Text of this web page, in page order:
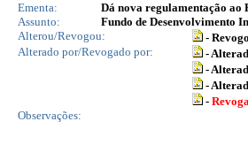
Ementa:
Dá nova regulamentação ao
Assunto:
Fundo de Desenvolvimento
Alterou/Revogou:
-
Alterado por/Revogado por:
-
-
-
-
Observações: